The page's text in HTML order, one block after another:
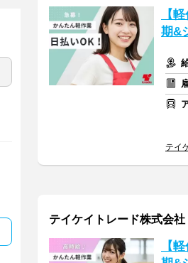
【
期&
テイ
テイケイトレード株式会
【